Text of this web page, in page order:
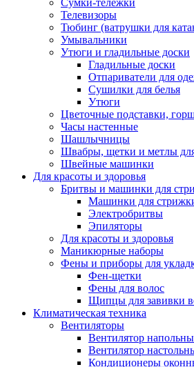
Телевизоры
Тюбинг (ватрушки для
Умывальники
Утюги и гладильные доски
Гладильные доски
Отпариватели для
Сушилки для белья
Утюги
Цветочные подставки,
Часы настенные
Шашлычницы
Швабры, щетки и метлы
Швейные машинки
Для красоты и здоровья
Бритвы и машинки для
Машинки для
Электробритвы
Эпиляторы
Для красоты и здоровья
Маникюрные наборы
Фены и приборы для
Фен-щетки
Фены для волос
Щипцы для завивки
Климатическая техника
Вентиляторы
Вентилятор
Вентилятор
Кондиционеры